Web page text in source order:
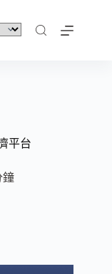
平台
鐘